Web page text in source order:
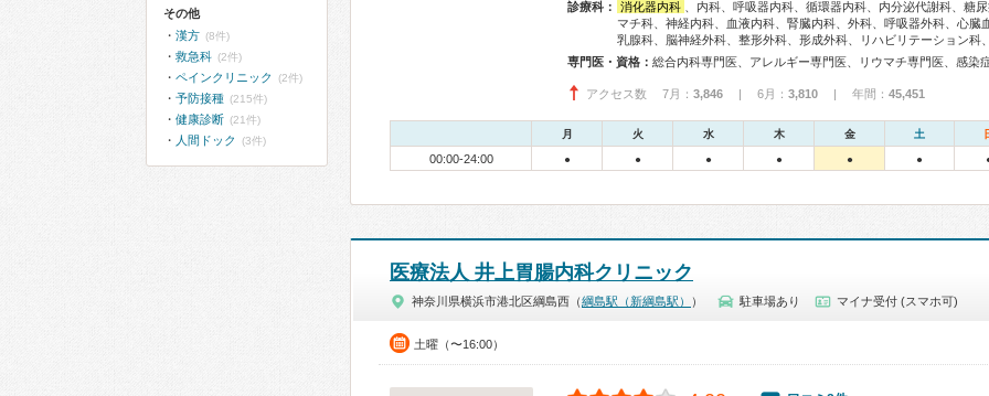
診療科： 消化器内科
、内科、呼吸器内科、循環器内科、内分泌代謝科、糖
マチ科、神経内科、血液内科、腎臓内科、外科、呼吸器外科、心臓
乳腺科、脳神経外科、整形外科、形成外科、リハビリテーション科
専門医・資格：
アクセス数 7月： 3,846 | 6月： 3,810 | 年間： 45,451
月 火 水 木 金 土
00:00-24:00 ● ● ● ● ● ●
医療法人 井上胃腸内科クリニック
神奈川県横浜市港北区綱島西（綱島駅（新綱島駅） ） 駐車場あり マイナ受付 (スマホ可)
土曜（〜16:00）
その他
漢方 (8件)
救急科 (2件)
ペインクリニック (2件)
予防接種 (215件)
健康診断 (21件)
人間ドック (3件)